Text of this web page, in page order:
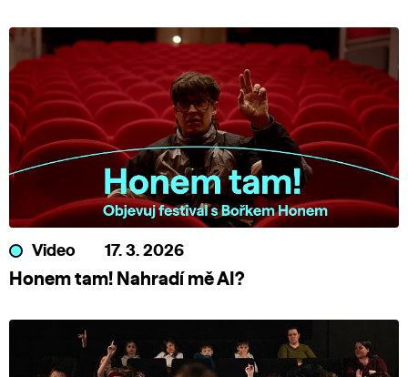
Video 17. 3. 2026
Honem tam! Nahradí mě AI?